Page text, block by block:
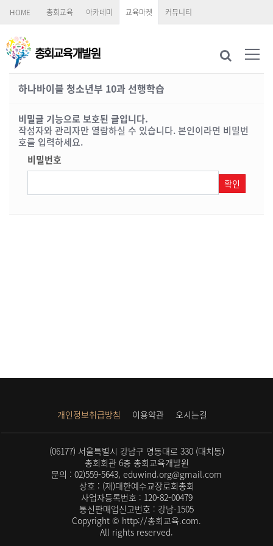
HOME 총회교육 아카데미 교육마켓 커뮤니티
하나바이블 청소년부 10과 선행학습
비밀글 기능으로 보호된 글입니다.
작성자와 관리자만 열람하실 수 있습니다. 본인이라면 비밀번
호를 입력하세요.
비밀번호
확인
개인정보취급방침 이용약관 오시는길
(06177) 서울특별시 강남구 영동대로 330 (대치동)
총회회관 6층 총회교육개발원
문의 : 02)559-5643, eduwind.org@gmail.com
상호 : (재)대한예수교장로회총회
사업자등록번호 : 120-82-00479
통신판매업신고번호 : 강남-1505
Copyright © http://총회교육.com.
All rights reserved.